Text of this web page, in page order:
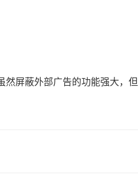
屏蔽外部广告的功能强大，但